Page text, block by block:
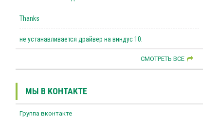
Thanks
не устанавливается драйвер на виндус 10.
СМОТРЕТЬ ВСЕ
МЫ В КОНТАКТЕ
Группа вконтакте